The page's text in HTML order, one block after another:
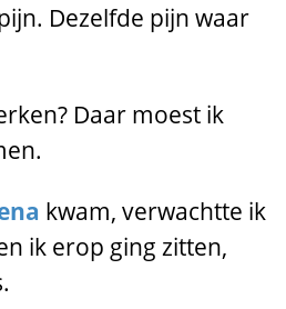
Dezelfde pijn waar
Daar moest ik
kwam, verwachtte ik
ik erop ging zitten,